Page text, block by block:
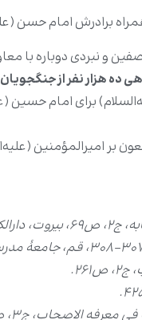
برادرش امام حسن
و نبردی دوباره با
ده هزار نفر از
برای امام حسین
امیرالمؤمنین